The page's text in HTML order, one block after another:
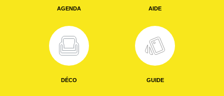
AGENDA AIDE
DÉCO GUIDE